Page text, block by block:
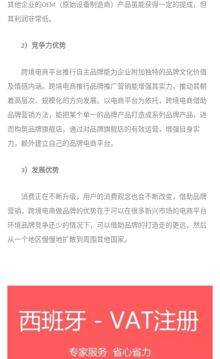
其他企业的OEM
（原始设备制造商）产品虽能获得一定的提成，但
其利润非常低。
2） 竞争力优势
跨境电商平台推行自主品牌能为企业附加独特的品牌文化价值
及情感内涵。跨境电商推行品牌推广营销能增强其实力，推动其朝
着高层次、规模化的方向发展。以电商平台为依托，跨境电商借助
品牌营销方法，能把某个单一的品牌产品打造成系列品牌产品，进
而构筑品牌旗舰店。通过对品牌旗舰店的有效运营，增强自身实
力，额外建立自己的品牌电商平台。
3） 发展优势
消费正在不断升级，用户的消费观念也会不断改变，借助品牌
营销 ， 跨境电商做品牌的优势在于可以在很多新兴市场的电商平台
环境品牌竞争还少的情况下，可以借助品牌的打造走的更远，然后
从一个地区慢慢地扩散到周围其他国家。